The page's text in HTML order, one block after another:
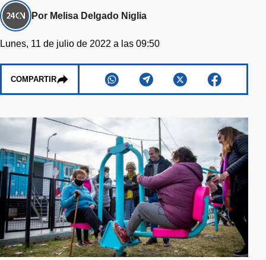
Por Melisa Delgado Niglia
Lunes, 11 de julio de 2022 a las 09:50
COMPARTIR